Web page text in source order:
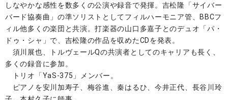
しなやかな感性を数多くの公演や録音で発揮。吉松隆「サイバー
バード協奏曲」の準ソリストとしてフィルハーモニア管、BBCフ
ィル他多くの楽団と共演。打楽器の山口多嘉子とのデュオ「パ・
ドゥ・シャ」で、吉松隆の作品を収めたCDを発表。
須川展也、トルヴェールQの共演者としてのキャリアも長く、
多くの録音に参加。
トリオ「YaS-375」メンバー。
ピアノを安川加寿子、梅谷進、秦はるひ、今井正代、長谷川玲